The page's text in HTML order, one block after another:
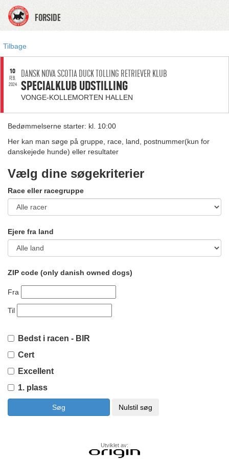
FORSIDE
Tilbage
10
FEB.
2024
DANSK NOVA SCOTIA DUCK TOLLING RETRIEVER KLUB
SPECIALKLUB UDSTILLING
VONGE-KOLLEMORTEN HALLEN
Bedømmelserne starter: kl. 10:00
Her kan man søge på gruppe, race, land, postnummer(kun for
danskejede hunde) eller resultater
Vælg dine søgekriterier
Race eller racegruppe
Ejere fra land
ZIP code (only danish owned dogs)
Fra
Til
Bedst i racen - BIR
Cert
Excellent
1. plass
Utviklet av: